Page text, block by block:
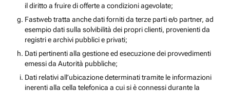
il diritto a fruire di offerte a condizioni agevolate;
Fastweb tratta anche dati forniti da terze parti e/o partner, ad
esempio dati sulla solvibilità dei propri clienti, provenienti da
registri e archivi pubblici e privati;
Dati pertinenti alla gestione ed esecuzione dei provvedimenti
emessi da Autorità pubbliche;
Dati relativi all’ubicazione determinati tramite le informazioni
inerenti alla cella telefonica a cui si è connessi durante la